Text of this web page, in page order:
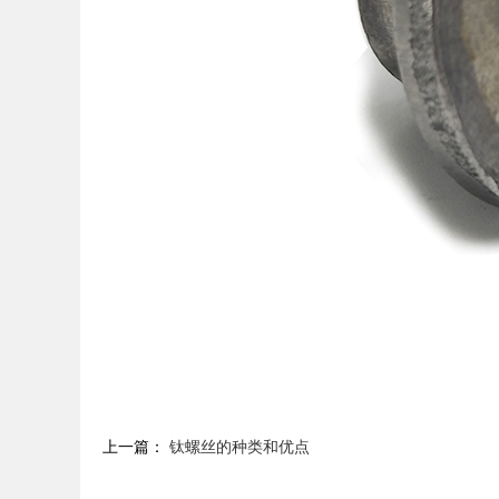
上一篇： 钛螺丝的种类和优点